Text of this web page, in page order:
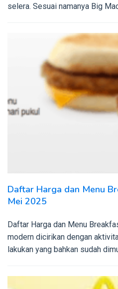
selera. Sesuai namanya Big
Daftar Harga dan Menu
Mei 2025
Daftar Harga dan Menu
modern dicirikan dengan
lakukan yang bahkan sudah